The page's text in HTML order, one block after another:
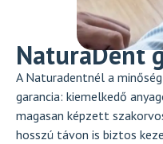
NaturaDent
A Naturadentnél a
garancia: kiemelkedő
magasan képzett
hosszú távon is biztos